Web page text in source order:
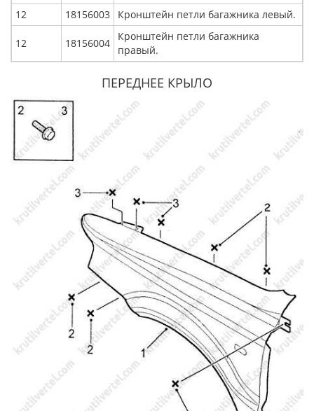
12
18156003 Кронштейн петли багажника левый.
12 18156004
Кронштейн петли багажника
правый.
ПЕРЕДНЕЕ КРЫЛО